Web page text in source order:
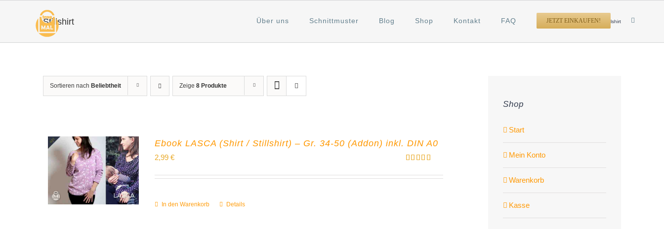
Über uns Schnittmuster Blog Shop Kontakt FAQ JETZT EINKAUFEN!
Stillshirt Startseite Stillshirt
Sortieren nach Beliebtheit Zeige 8 Produkte
Ebook LASCA (Shirt / Stillshirt) – Gr. 34-50 (Addon) inkl. DIN A0
mit5.00
2,99 €
In den Warenkorb Details
Shop
Start
Mein Konto
Warenkorb
Kasse